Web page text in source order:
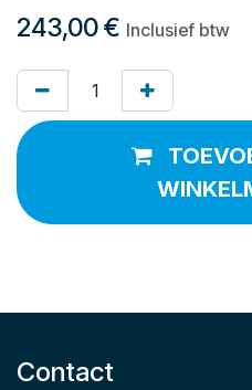
243,00€ Inclusief btw
Contact